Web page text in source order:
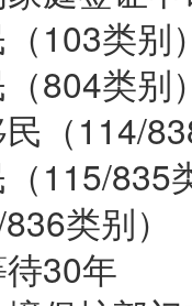
103类别
804类别
（114/
115/835
类别）
30年